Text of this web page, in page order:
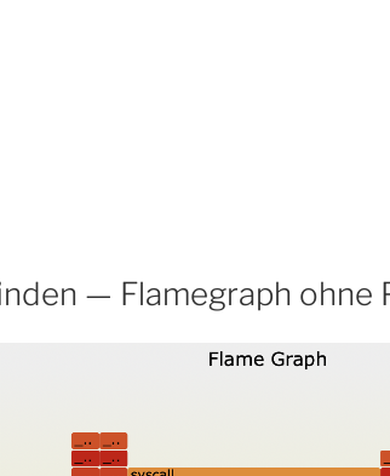
— Flamegraph ohne